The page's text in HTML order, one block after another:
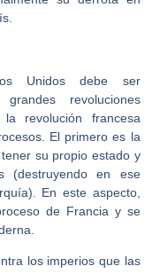
Unidos debe ser
revoluciones
revolución francesa
El primero es la
su propio estado y
(destruyendo en ese
En este aspecto,
de Francia y se
los imperios que las